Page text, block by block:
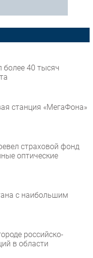
40 тысяч
станция «МегаФона»
страховой фонд
оптические
с наибольшим
российско-
в области